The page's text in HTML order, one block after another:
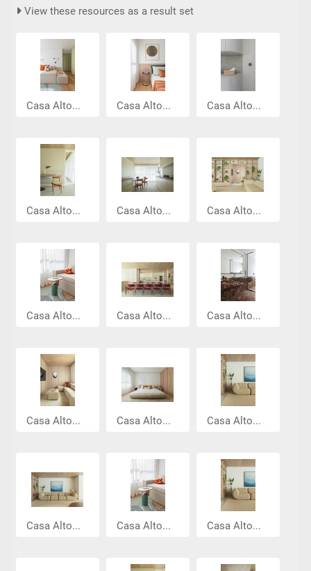
View these resources as a result set
Casa Alto... Casa Alto... Casa Alto...
Casa Alto... Casa Alto... Casa Alto...
Casa Alto... Casa Alto... Casa Alto...
Casa Alto... Casa Alto... Casa Alto...
Casa Alto... Casa Alto... Casa Alto...